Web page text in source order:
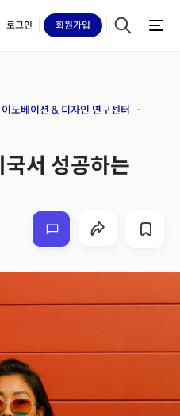
로그인 회원가입
노베이션 & 디자인 연구센터
서 성공하는